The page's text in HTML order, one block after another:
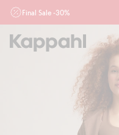
Final Sale -30%
działu outlet do 10.8 w sklepach
nie łączymy
Mężczyzna